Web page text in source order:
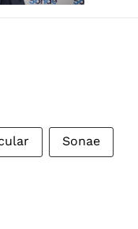
Sonae